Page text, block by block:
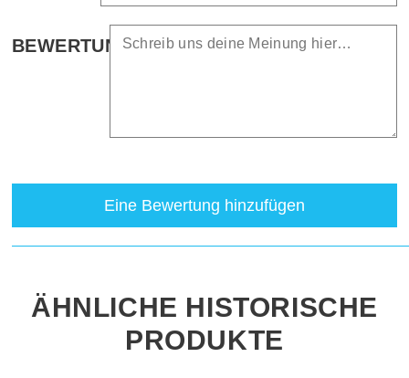
BEWERTUNG
Eine Bewertung hinzufügen
ÄHNLICHE HISTORISCHE
PRODUKTE